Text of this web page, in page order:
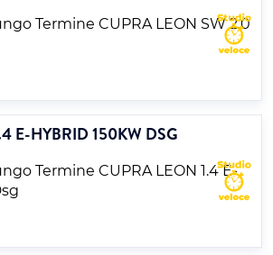
E-HYBRID 150KW DSG